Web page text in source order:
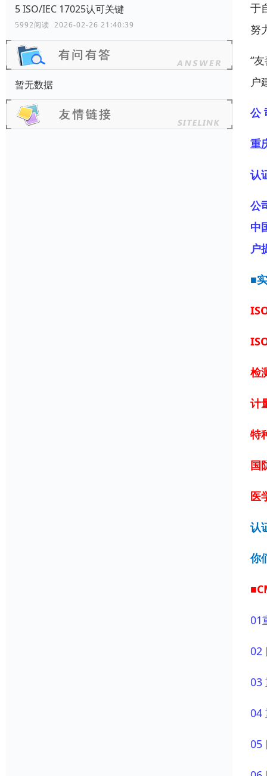
5 ISO/IEC 17025认可关键
5992阅读 2026-02-26 21:40:39
暂无数据
于
努
“
户
公
重
认
公
中
户
■
检
计
特
国
医
认
你
01
02
03
04
05